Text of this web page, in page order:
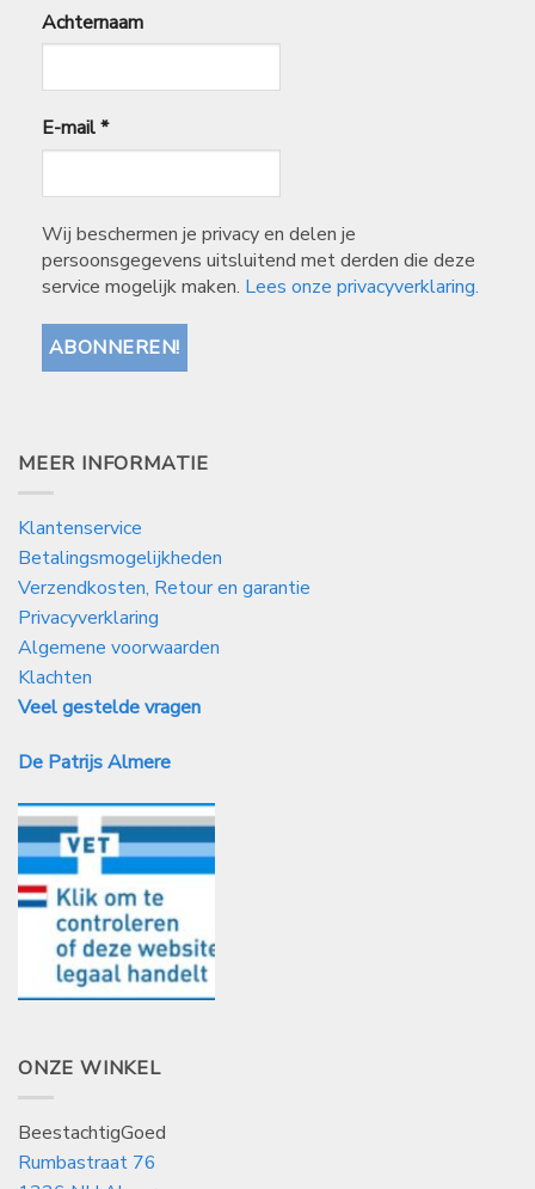
Achternaam
E-mail*
Wij beschermen je privacy en delen je
persoonsgegevens uitsluitend met derden die deze
service mogelijk maken. Lees onze privacyverklaring.
MEER INFORMATIE
Klantenservice
Betalingsmogelijkheden
Verzendkosten, Retour en garantie
Privacyverklaring
Algemene voorwaarden
Klachten
Veel gestelde vragen
De Patrijs Almere
ONZE WINKEL
BeestachtigGoed
Rumbastraat 76